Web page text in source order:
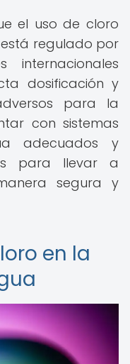
el uso de cloro
regulado por
internacionales
dosificación y
para la
con sistemas
adecuados y
para llevar a
segura y
en la